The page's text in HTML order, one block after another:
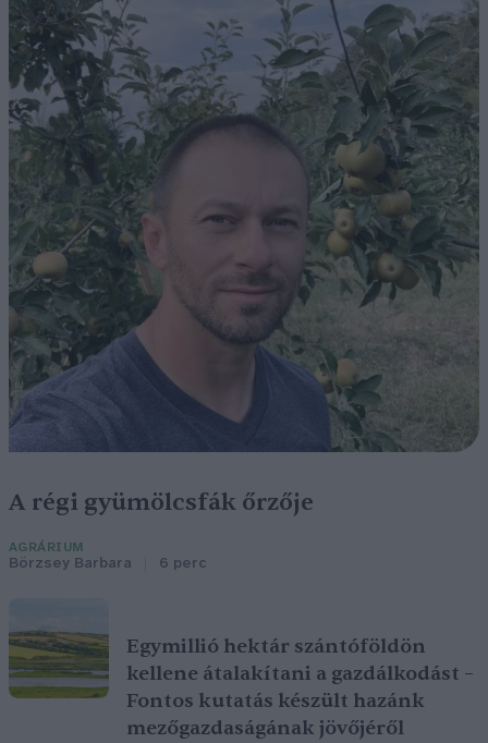
A régi gyümölcsfák őrzője
AGRÁRIUM
Börzsey Barbara 6 perc
Egymillió hektár szántóföldön
kellene átalakítani a gazdálkodást –
Fontos kutatás készült hazánk
mezőgazdaságának jövőjéről